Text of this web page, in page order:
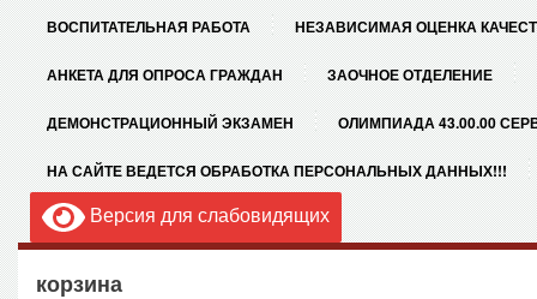
ВОСПИТАТЕЛЬНАЯ РАБОТА НЕЗАВИСИМАЯ ОЦЕНКА
АНКЕТА ДЛЯ ОПРОСА ГРАЖДАН ЗАОЧНОЕ ОТДЕЛЕНИЕ
ДЕМОНСТРАЦИОННЫЙ ЭКЗАМЕН ОЛИМПИАДА 43.00.00
НА САЙТЕ ВЕДЕТСЯ ОБРАБОТКА ПЕРСОНАЛЬНЫХ ДАННЫХ!!!
Версия для слабовидящих
корзина